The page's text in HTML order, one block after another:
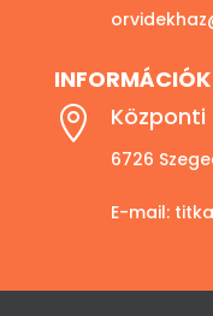
INFORMÁCIÓK

6726
E-mail: